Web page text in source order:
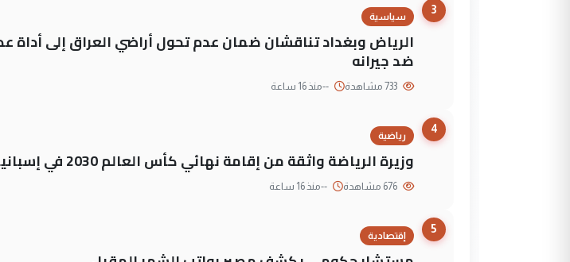
3
سياسية
الرياض وبغداد تناقشان ضمان عدم تحول أراضي العراق إلى أداة
ضد جيرانه
--منذ 16 ساعة
4
رياضية
وزيرة الرياضة واثقة من إقامة نهائي كأس العالم 2030 في إسبانيا
--منذ 16 ساعة
5
إقتصادية